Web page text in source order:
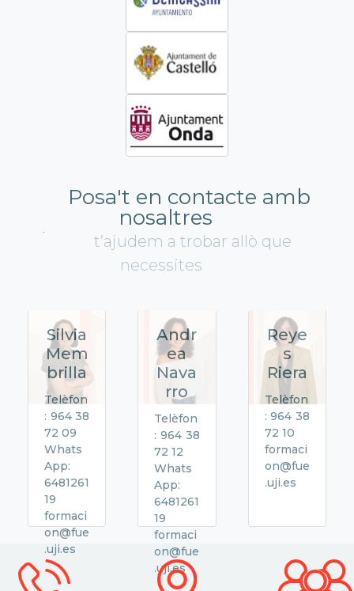
Posa't en contacte amb
nosaltres
t’ajudem a trobar allò que
necessites
Silvia
Mem
brilla
Telèfon
: 964 38
72 09
Whats
App:
6481261
19
formaci
on@fue
.uji.es
Andr
ea
Nava
rro
Telèfon
: 964 38
72 12
Whats
App:
6481261
19
formaci
on@fue
.uji.es
Reye
s
Riera
Telèfon
: 964 38
72 10
formaci
on@fue
.uji.es